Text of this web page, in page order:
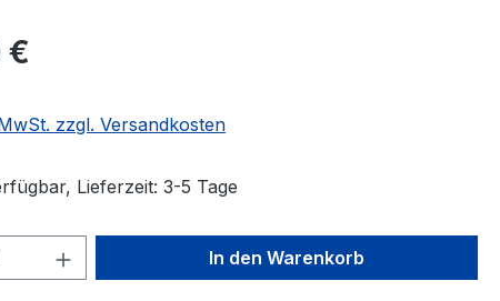
€
zzgl. Versandkosten
Lieferzeit: 3-5 Tage
Anzahl: Gib den gewünschten Wert
In den Warenkorb